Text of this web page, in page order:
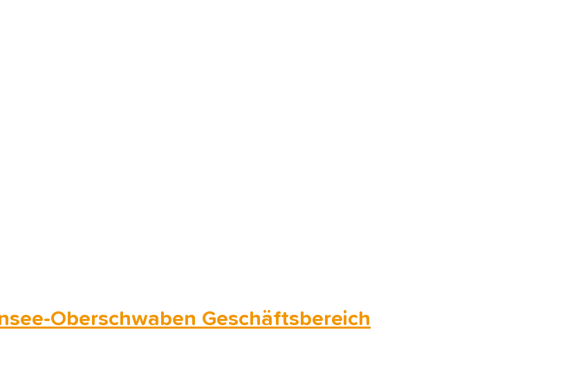
Oberschwaben Geschäftsbereich